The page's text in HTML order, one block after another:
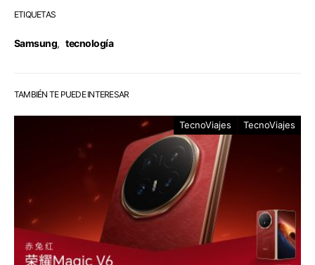
ETIQUETAS
Samsung, tecnología
TAMBIÉN TE PUEDE INTERESAR
TecnoViajes TecnoViajes